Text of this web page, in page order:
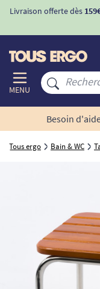
Livraison offerte dès
MENU
Besoin
Tous ergo Bain & WC